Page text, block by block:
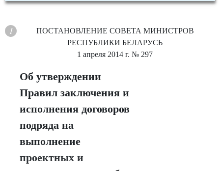
ПОСТАНОВЛЕНИЕ СОВЕТА МИНИСТРОВ
РЕСПУБЛИКИ БЕЛАРУСЬ
1 апреля 2014 г. № 297
Об утверждении
Правил заключения и
исполнения договоров
подряда на
выполнение
проектных и